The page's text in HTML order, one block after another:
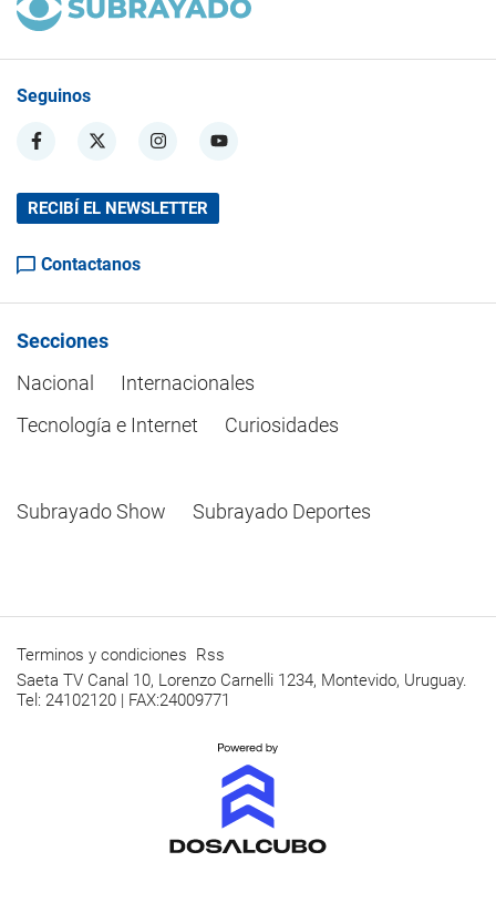
Seguinos
RECIBÍ EL NEWSLETTER
Contactanos
Secciones
Nacional
Internacionales
Tecnología e Internet
Curiosidades
Subrayado Show Subrayado Deportes
Terminos y condiciones Rss
Saeta TV Canal 10, Lorenzo Carnelli 1234, Montevido, Uruguay.
Tel: 24102120 | FAX:24009771